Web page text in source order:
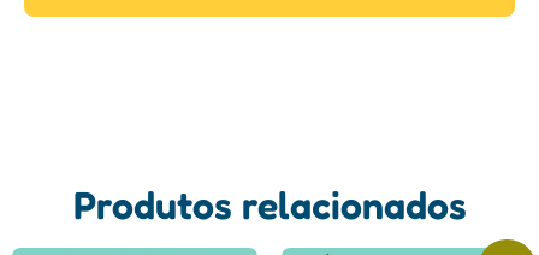
Produtos relacionados